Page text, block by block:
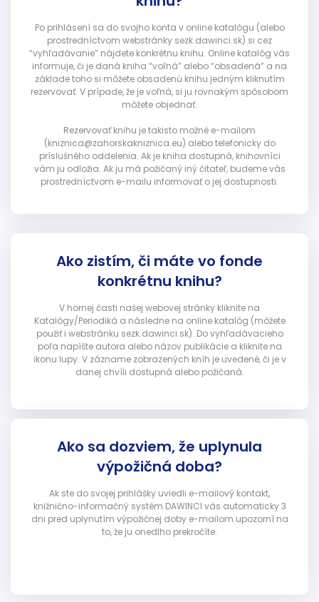
Po prihlásení sa do svojho konta v online katalógu (alebo
prostredníctvom webstránky sezk.dawinci.sk) si cez
“vyhľadávanie” nájdete konkrétnu knihu. Online katalóg vás
informuje, či je daná kniha “voľná” alebo “obsadená” a na
základe toho si môžete obsadenú knihu jedným kliknutím
rezervovať. V prípade, že je voľná, si ju rovnakým spôsobom
môžete objednať.
Rezervovať knihu je takisto možné e-mailom
(kniznica@zahorskakniznica.eu) alebo telefonicky do
príslušného oddelenia. Ak je kniha dostupná, knihovníci
vám ju odložia. Ak ju má požičaný iný čitateľ, budeme vás
prostredníctvom e-mailu informovať o jej dostupnosti.
Ako zistím, či máte vo fonde
konkrétnu knihu?
V hornej časti našej webovej stránky kliknite na
Katalógy/Periodiká a následne na online katalóg (môžete
použiť i webstránku sezk.dawinci.sk). Do vyhľadávacieho
poľa napíšte autora alebo názov publikácie a kliknite na
ikonu lupy. V zázname zobrazených kníh je uvedené, či je v
danej chvíli dostupná alebo požičaná.
Ako sa dozviem, že uplynula
výpožičná doba?
Ak ste do svojej prihlášky uviedli e-mailový kontakt,
knižnično-informačný systém DAWINCI vás automaticky 3
dni pred uplynutím výpožičnej doby e-mailom upozorní na
to, že ju onedlho prekročíte.